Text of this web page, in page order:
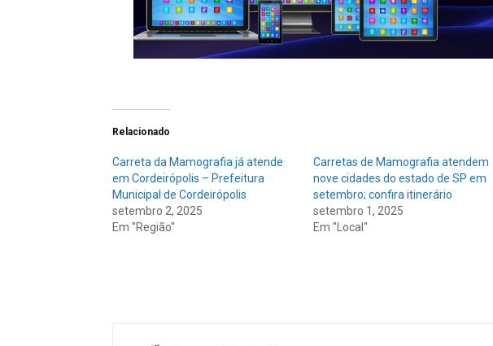
Relacionado
Carreta da Mamografia já atende
em Cordeirópolis – Prefeitura
Municipal de Cordeirópolis
setembro 2, 2025
Em "Região"
Carretas de Mamografia atendem
nove cidades do estado de SP em
setembro; confira itinerário
setembro 1, 2025
Em "Local"